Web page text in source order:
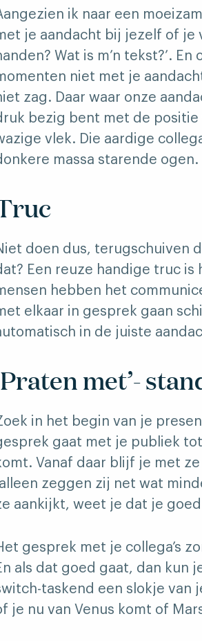
ik naar een
je aandacht bij jezelf of je
Wat is m’n tekst?’.
niet met je
zag. Daar waar onze
bezig bent met de
vlek. Die aardige
massa starende ogen.
doen dus, terugschuiven
Een reuze handige truc
hebben het
elkaar in gesprek gaan
in de juiste
met’-
in het begin van je
gaat met je publiek
Vanaf daar blijf je met
zeggen zij net wat
aankijkt, weet je dat je
gesprek met je collega’s
als dat goed gaat, dan kun
taskend een slokje van
je nu van Venus komt of